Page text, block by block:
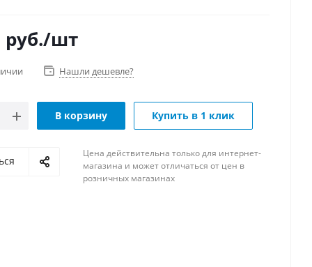
руб./шт
Нашли дешевле?
В корзину Купить в 1 клик
Цена действительна только для интернет-
магазина и может отличаться от цен в
розничных магазинах